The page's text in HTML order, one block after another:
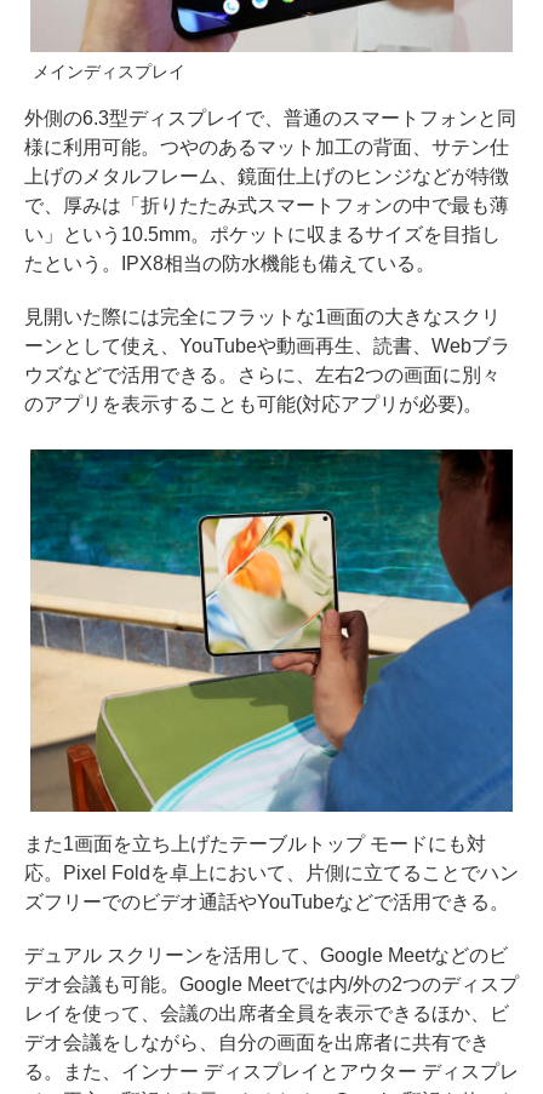
メインディスプレイ
外側の6.3型ディスプレイで、普通のスマートフォンと同
様に利用可能。つやのあるマット加工の背面、サテン仕
上げのメタルフレーム、鏡面仕上げのヒンジなどが特徴
で、厚みは「折りたたみ式スマートフォンの中で最も薄
い」という10.5mm。ポケットに収まるサイズを目指し
たという。IPX8相当の防水機能も備えている。
見開いた際には完全にフラットな1画面の大きなスクリ
ーンとして使え、YouTubeや動画再生、読書、Webブラ
ウズなどで活用できる。さらに、左右2つの画面に別々
のアプリを表示することも可能(対応アプリが必要)。
また1画面を立ち上げたテーブルトップ モードにも対
応。Pixel Foldを卓上において、片側に立てることでハン
ズフリーでのビデオ通話やYouTubeなどで活用できる。
デュアル スクリーンを活用して、Google Meetなどのビ
デオ会議も可能。Google Meetでは内/外の2つのディスプ
レイを使って、会議の出席者全員を表示できるほか、ビ
デオ会議をしながら、自分の画面を出席者に共有でき
る。また、インナー ディスプレイとアウター ディスプレ